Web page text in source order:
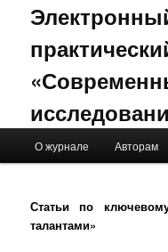
Skip to primary content
Skip to secondary
О журнале Авторам
Статьи по
талантами»